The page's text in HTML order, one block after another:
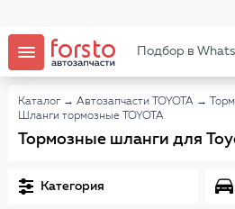
Подбор в
Каталог → Автозапчасти TOYOTA →
Шланги тормозные TOYOTA
Тормозные шланги для
Категория